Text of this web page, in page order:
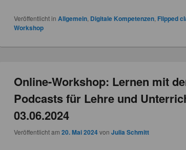
Veröffentlicht in Allgemein Digitale Kompetenzen Flipped
Workshop
Online-Workshop: Lernen mit
Podcasts für Lehre und
03.06.2024
Veröffentlicht am20. Mai 2024vonJulia Schmitt